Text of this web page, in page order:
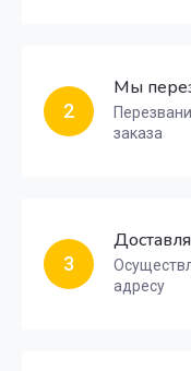
2
Мы
заказа
3
адресу